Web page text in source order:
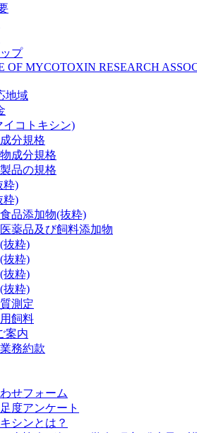
プ
OF MYCOTOXIN RESEARCH
地域
イコトキシン)
分規格
成分規格
品の規格
粋)
粋)
品添加物(抜粋)
薬品及び飼料添加物
抜粋)
抜粋)
抜粋)
抜粋)
測定
飼料
案内
務約款
せフォーム
度アンケート
シンとは？